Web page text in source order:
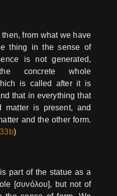
then, from what we have
thing in the sense of
is not generated,
concrete whole
is called after it is
that in everything that
matter is present, and
and the other form.
)
part of the statue as a
[συνόλου], but not of